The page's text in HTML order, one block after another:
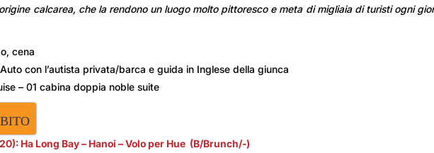
calcarea, che la rendono un luogo molto pittoresco e meta di migliaia di turisti ogni
cena
con l’autista privata/barca e guida in Inglese della giunca
– 01 cabina doppia noble suite
Ha Long Bay – Hanoi – Volo per Hue (B/Brunch/-)